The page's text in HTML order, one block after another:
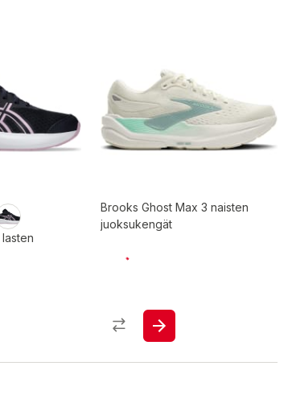
lasten
Brooks Ghost Max 3 naisten
juoksukengät